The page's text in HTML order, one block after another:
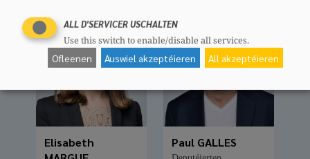
Elisabeth
Paul GALLES
ALL D'SERVICER USCHALTEN
Use this switch to enable/disable all services.
Ofleenen Auswiel akzeptéieren All akzeptéieren